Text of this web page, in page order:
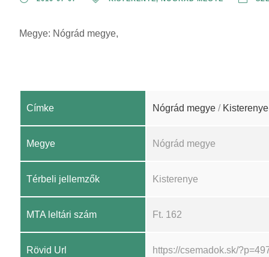
Megye: Nógrád megye,
Címke Nógrád megye / Kisterenye
Megye Nógrád megye
Térbeli jellemzők Kisterenye
MTA leltári szám Ft. 162
Rövid Url https://csemadok.sk/